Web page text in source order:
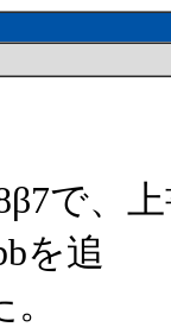
で、
を追